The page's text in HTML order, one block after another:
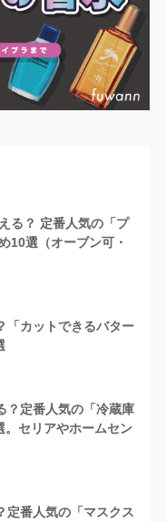
る？ 定番人気の「プ
10選（オーブン可・
「カットできるバター
？定番人気の「冷蔵庫
。セリアやホームセン
定番人気の「マスクス